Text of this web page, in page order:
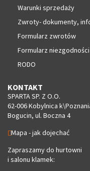
Warunki sprzedaży
Zwroty- dokumenty,
Formularz zwrotów
Formularz
RODO
KONTAKT
SPARTA SP. Z O.O.
62-006 Kobylnica
Bogucin, ul. Boczna 4
Mapa - jak dojechać
Zapraszamy do hurtowni
i salonu klamek: